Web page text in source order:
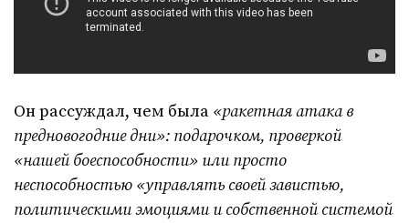
Он рассуждал, чем была «ракетная атака в
предновогодние дни»: подарочком, проверкой
«нашей боеспособности» или просто
неспособностью «управлять своей завистью,
политическими эмоциями и собственной системой